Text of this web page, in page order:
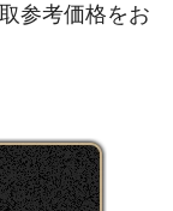
参考価格をお